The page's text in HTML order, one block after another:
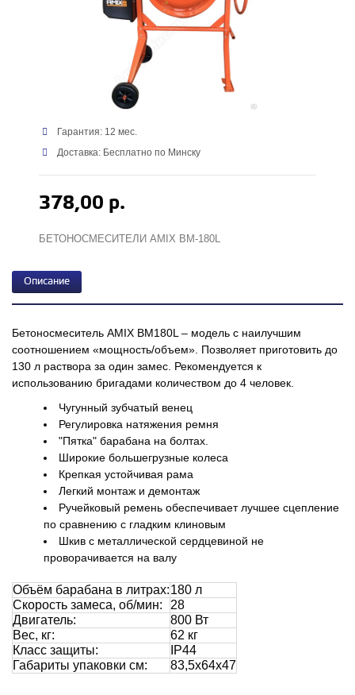
Гарантия: 12 мес.
Доставка: Бесплатно по Минску
378,00 р.
БЕТОНОСМЕСИТЕЛИ AMIX BM-180L
Описание
Бетоносмеситель AMIX BM180L – модель с наилучшим
соотношением «мощность/объем». Позволяет приготовить до
130 л раствора за один замес. Рекомендуется к
использованию бригадами количеством до 4 человек.
Чугунный зубчатый венец
Регулировка натяжения ремня
"Пятка" барабана на болтах.
Широкие большегрузные колеса
Крепкая устойчивая рама
Легкий монтаж и демонтаж
Ручейковый ремень обеспечивает лучшее сцепление
по сравнению с гладким клиновым
Шкив с металлической сердцевиной не
проворачивается на валу
Объём барабана в литрах:180 л
Скорость замеса, об/мин:
28
Двигатель:
800 Вт
Вес, кг:
62 кг
Класс защиты:
IP44
Габариты упаковки см:
83,5х64х47